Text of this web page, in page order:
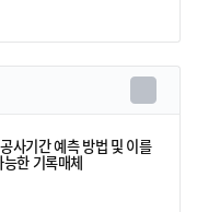
사기간 예측 방법 및 이를
한 기록매체